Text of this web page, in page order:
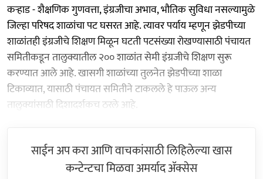
कऱ्हाड - शैक्षणिक गुणवत्ता, इंग्रजीचा अभाव, भौतिक सुविधा नसल्यामुळे
जिल्हा परिषद शाळांचा पट घसरत आहे. त्यावर पर्याय म्हणून झेडपीच्या
शाळांतही इंग्रजीचे शिक्षण मिळून घटती पटसंख्या रोखण्यासाठी पंचायत
समितीकडून तालुक्यातील २०० शाळांत सेमी इंग्रजीचे शिक्षण सुरू
करण्यात आले आहे. खासगी शाळांच्या तुलनेत झेडपीच्या शाळा
टिकाव्यात, यासाठी पंचायत समितीने टाकलले हे पाऊल अन्य
तालुक्यांसाठी दिशादर्शकच ठरले आहे.
साईन अप करा आणि वाचकांसाठी लिहिलेल्या खास
कन्टेन्टचा मिळवा अमर्याद ॲक्सेस